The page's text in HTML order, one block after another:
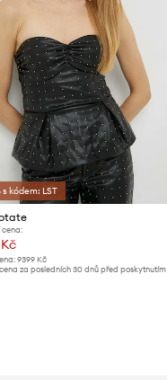
s kódem: LST
cena:
9399 Kč
za posledních 30 dnů před poskytnutím